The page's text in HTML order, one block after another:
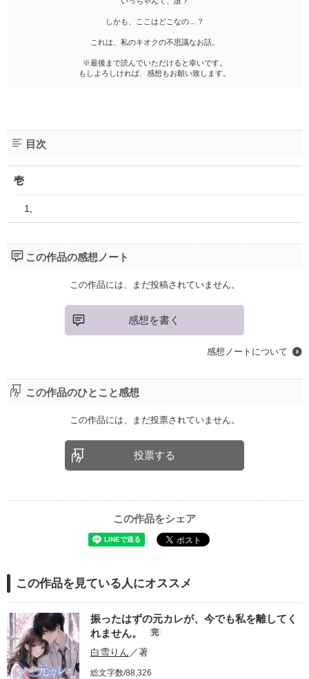
しかも、ここはどこなの…？
これは、私のキオクの不思議なお話。
※最後まで読んでいただけると幸いです。
もしよろしければ、感想もお願い致します。
目次
壱
1,
この作品の感想ノート
この作品には、まだ投稿されていません。
感想を書く
感想ノートについて
この作品のひとこと感想
この作品には、まだ投票されていません。
投票する
この作品をシェア
この作品を見ている人にオススメ
振ったはずの元カレが、今でも私を離してく
れません。
完
白雪りん ／著
総文字数/88,326